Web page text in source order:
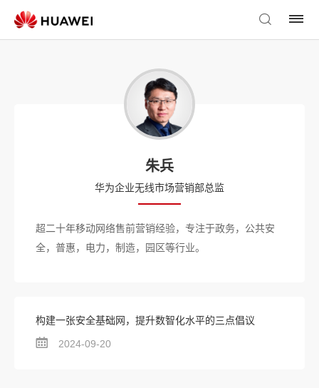
朱兵
华为企业无线市场营销部总监
超二十年移动网络售前营销经验，专注于政务，公共安
全，普惠，电力，制造，园区等行业。
构建一张安全基础网，提升数智化水平的三点倡议
2024-09-20